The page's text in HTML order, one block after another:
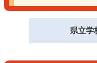
県立学